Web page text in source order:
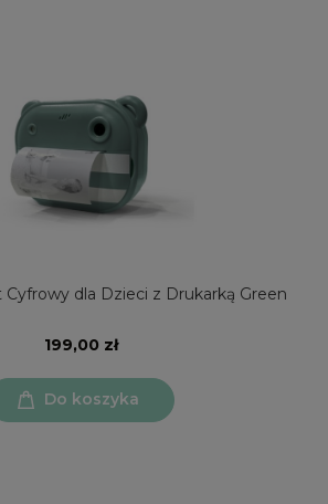
Cyfrowy dla Dzieci z Drukarką Green
199,00 zł
Do koszyka